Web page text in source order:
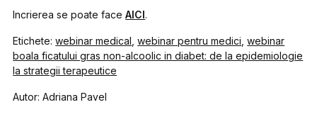
Incrierea se poate faceAICI.
Etichete:webinar medical ,webinar pentru medici ,webinar
boala ficatului gras non-alcoolic in diabet: de la epidemiologie
la strategii terapeutice
Autor: Adriana Pavel